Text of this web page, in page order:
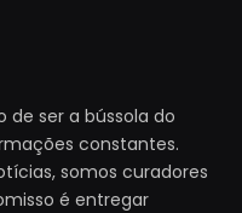
de ser a bússola do
constantes.
somos curadores
é entregar